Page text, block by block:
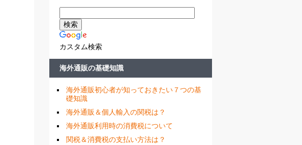
カスタム検索
海外通販の基礎知識
海外通販初心者が知っておきたい７つの基
礎知識
海外通販＆個人輸入の関税は？
海外通販利用時の消費税について
関税＆消費税の支払い方法は？